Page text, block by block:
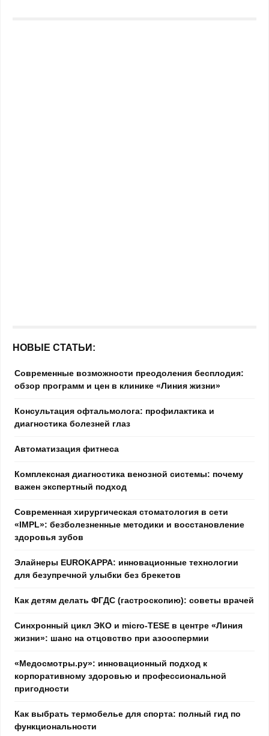
НОВЫЕ СТАТЬИ:
Современные возможности преодоления бесплодия:
обзор программ и цен в клинике «Линия жизни»
Консультация офтальмолога: профилактика и
диагностика болезней глаз
Автоматизация фитнеса
Комплексная диагностика венозной системы: почему
важен экспертный подход
Современная хирургическая стоматология в сети
«IMPL»: безболезненные методики и восстановление
здоровья зубов
Элайнеры EUROKAPPA: инновационные технологии
для безупречной улыбки без брекетов
Как детям делать ФГДС (гастроскопию): советы врачей
Синхронный цикл ЭКО и micro-TESE в центре «Линия
жизни»: шанс на отцовство при азооспермии
«Медосмотры.ру»: инновационный подход к
корпоративному здоровью и профессиональной
пригодности
Как выбрать термобелье для спорта: полный гид по
функциональности